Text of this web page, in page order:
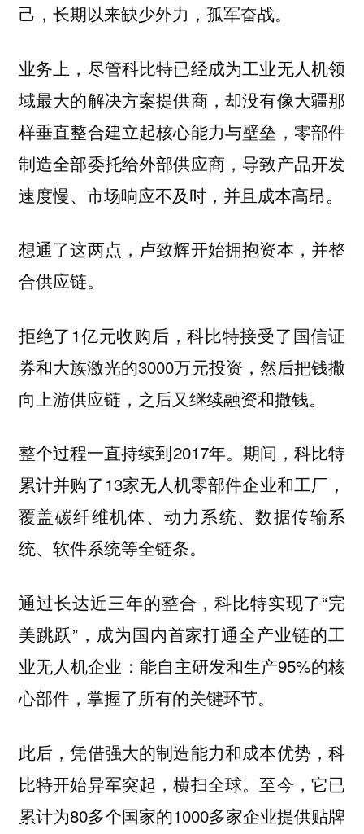
己，长期以来缺少外力，孤军奋战。
业务上，尽管科比特已经成为工业无人机领
域最大的解决方案提供商，却没有像大疆那
样垂直整合建立起核心能力与壁垒，零部件
制造全部委托给外部供应商，导致产品开发
速度慢、市场响应不及时，并且成本高昂。
想通了这两点，卢致辉开始拥抱资本，并整
合供应链。
拒绝了1亿元收购后，科比特接受了国信证
券和大族激光的3000万元投资，然后把钱撒
向上游供应链，之后又继续融资和撒钱。
整个过程一直持续到2017年。期间，科比特
累计并购了13家无人机零部件企业和工厂，
覆盖碳纤维机体、动力系统、数据传输系
统、软件系统等全链条。
通过长达近三年的整合，科比特实现了“完
美跳跃”， 成为国内首家打通全产业链的工
业无人机企业：能自主研发和生产95%的核
心部件，掌握了所有的关键环节。
此后，凭借强大的制造能力和成本优势，科
比特开始异军突起，横扫全球。至今，它已
累计为80多个国家的1000多家企业提供贴牌